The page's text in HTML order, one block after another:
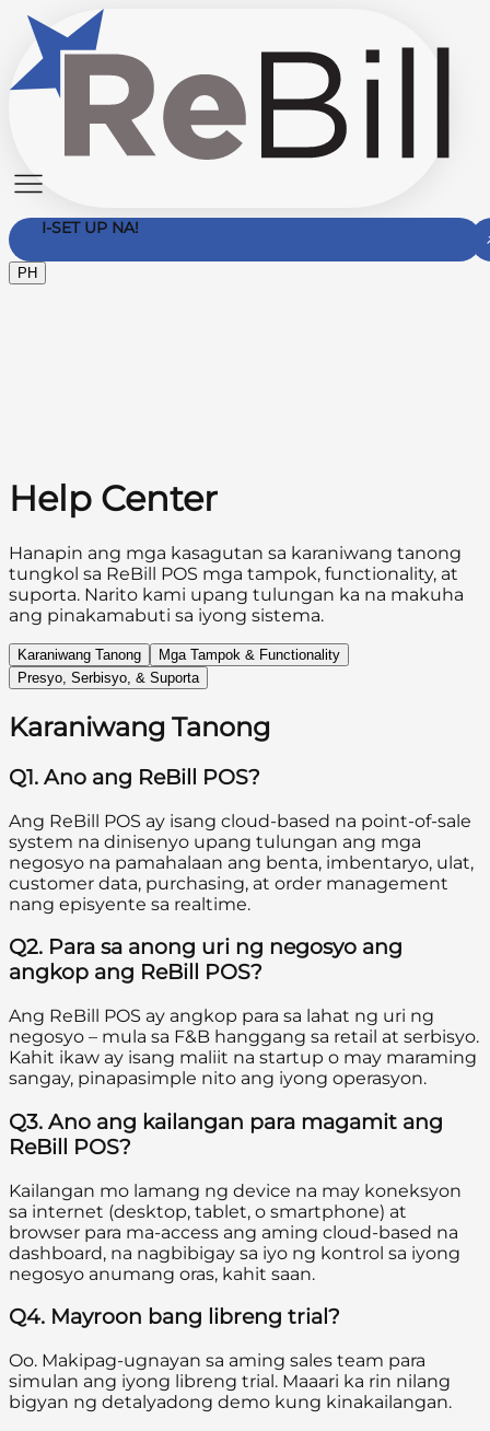
I-SET UP NA!
PH
Help Center
Hanapin ang mga kasagutan sa karaniwang tanong
tungkol sa ReBill POS mga tampok, functionality, at
suporta. Narito kami upang tulungan ka na makuha
ang pinakamabuti sa iyong sistema.
Karaniwang Tanong
Mga Tampok & Functionality
Presyo, Serbisyo, & Suporta
Karaniwang Tanong
Q1. Ano ang ReBill POS?
Ang ReBill POS ay isang cloud-based na point-of-sale
system na dinisenyo upang tulungan ang mga
negosyo na pamahalaan ang benta, imbentaryo, ulat,
customer data, purchasing, at order management
nang episyente sa realtime.
Q2. Para sa anong uri ng negosyo ang
angkop ang ReBill POS?
Ang ReBill POS ay angkop para sa lahat ng uri ng
negosyo – mula sa F&B hanggang sa retail at serbisyo.
Kahit ikaw ay isang maliit na startup o may maraming
sangay, pinapasimple nito ang iyong operasyon.
Q3. Ano ang kailangan para magamit ang
ReBill POS?
Kailangan mo lamang ng device na may koneksyon
sa internet (desktop, tablet, o smartphone) at
browser para ma-access ang aming cloud-based na
dashboard, na nagbibigay sa iyo ng kontrol sa iyong
negosyo anumang oras, kahit saan.
Q4. Mayroon bang libreng trial?
Oo. Makipag-ugnayan sa aming sales team para
simulan ang iyong libreng trial. Maaari ka rin nilang
bigyan ng detalyadong demo kung kinakailangan.